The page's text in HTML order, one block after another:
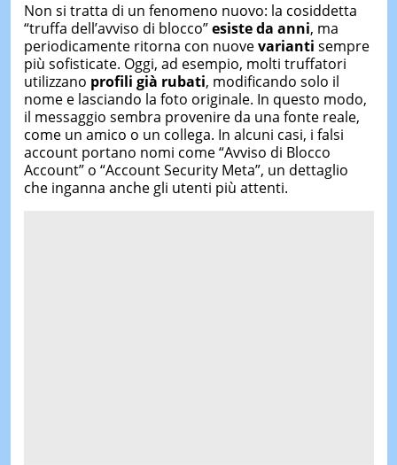
Non si tratta di un fenomeno nuovo: la cosiddetta
“truffa dell’avviso di blocco”esiste da anni, ma
periodicamente ritorna con nuovevarianti sempre
più sofisticate. Oggi, ad esempio, molti truffatori
utilizzano profili già rubati, modificando solo il
nome e lasciando la foto originale. In questo modo,
il messaggio sembra provenire da una fonte reale,
come un amico o un collega. In alcuni casi, i falsi
account portano nomi come “Avviso di Blocco
Account” o “Account Security Meta”, un dettaglio
che inganna anche gli utenti più attenti.